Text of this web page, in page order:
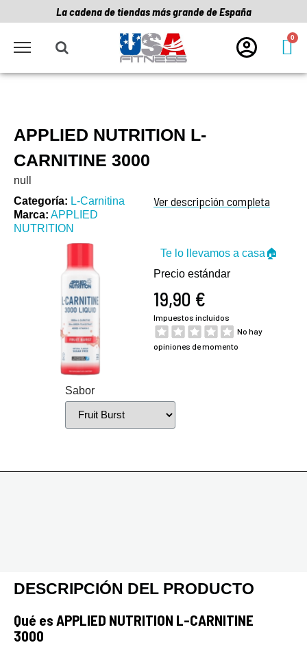
La cadena de tiendas más grande de España
APPLIED NUTRITION L-
CARNITINE 3000
null
Categoría
L-Carnitina
Marca APPLIED
NUTRITION
Ver descripción completa
Te lo llevamos a casa🏠
Precio estándar
19,90 €
Impuestos incluidos
No hay
opiniones de momento
Sabor
DESCRIPCIÓN DEL PRODUCTO
Qué es APPLIED NUTRITION L-CARNITINE
3000